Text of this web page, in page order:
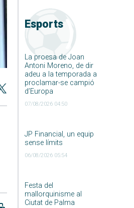
Esports
La proesa de Joan
Antoni Moreno, de dir
adeu a la temporada a
proclamar-se campió
d’Europa
07/08/2026 04:50
JP Financial, un equip
sense límits
06/08/2026 05:54
Festa del
mallorquinisme al
Ciutat de Palma